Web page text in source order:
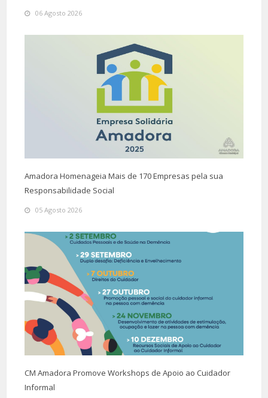
06 Agosto 2026
Amadora Homenageia Mais de 170 Empresas pela sua
Responsabilidade Social
05 Agosto 2026
CM Amadora Promove Workshops de Apoio ao Cuidador
Informal